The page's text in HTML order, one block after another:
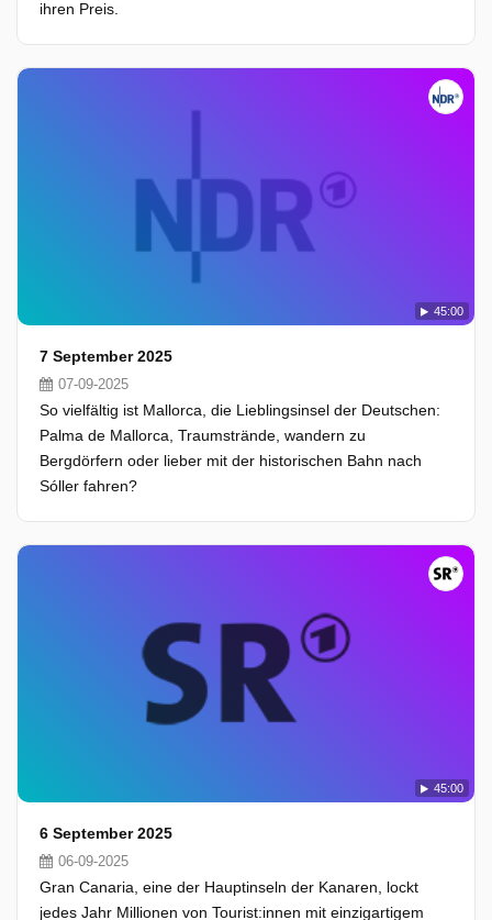
ihren Preis.
45:00
7 September 2025
07-09-2025
So vielfältig ist Mallorca, die Lieblingsinsel der Deutschen:
Palma de Mallorca, Traumstrände, wandern zu
Bergdörfern oder lieber mit der historischen Bahn nach
Sóller fahren?
45:00
6 September 2025
06-09-2025
Gran Canaria, eine der Hauptinseln der Kanaren, lockt
jedes Jahr Millionen von Tourist:innen mit einzigartigem